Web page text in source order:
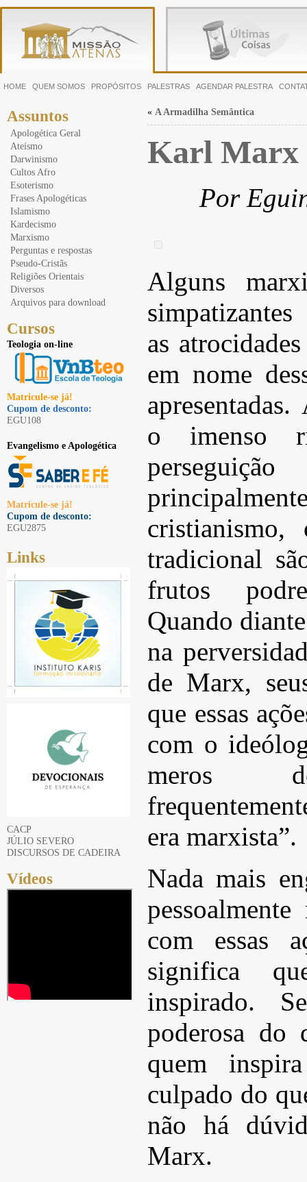
HOME QUEM SOMOS PROPÓSITOS PALESTRAS AGENDAR PALESTRA
Assuntos
Apologética Geral
Ateísmo
Darwinismo
Cultos Afro
Esoterismo
Frases Apologéticas
Islamismo
Kardecismo
Marxismo
Perguntas e respostas
Pseudo-Cristãs
Religiões Orientais
Diversos
Arquivos para download
Cursos
Teologia on-line
Matricule-se já!
Cupom de desconto:
EGU108
Evangelismo e Apologética
Matricule-se já!
Cupom de desconto:
EGU2875
Links
CACP
JÚLIO SEVERO
DISCURSOS DE CADEIRA
Vídeos
« A Armadilha Semântica
Karl Marx
Por
Alguns
as
em nome
o imenso
tradicional
frutos
Quando
na
de Marx,
que essas
com o
meros
era marxista”.
Nada mais
com essas
significa
inspirado.
poderosa do
quem
culpado do
não há
Marx.